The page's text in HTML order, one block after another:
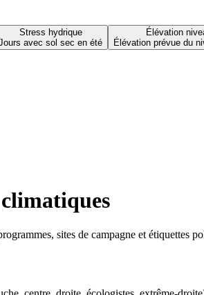
Stress hydrique
avec sol sec en été
Élévation
Élévation prévue du
sites de campagne et étiquettes